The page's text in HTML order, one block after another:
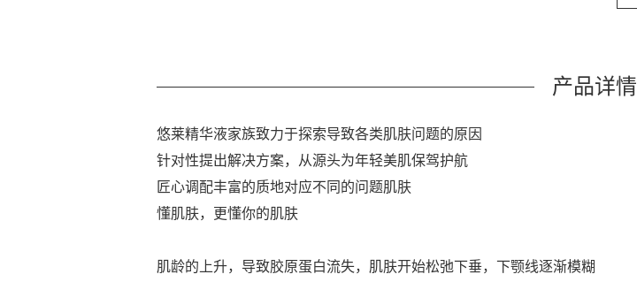
产品详情
悠莱精华液家族致力于探索导致各类肌肤问题的原因
针对性提出解决方案，从源头为年轻美肌保驾护航
匠心调配丰富的质地对应不同的问题肌肤
懂肌肤，更懂你的肌肤
肌龄的上升，导致胶原蛋白流失，肌肤开始松弛下垂，下颚线逐渐模糊